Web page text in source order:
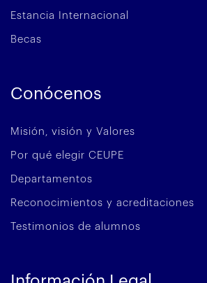
Estancia Internacional
Becas
Conócenos
Misión, visión y Valores
Por qué elegir CEUPE
Departamentos
Reconocimientos y acreditaciones
Testimonios de alumnos